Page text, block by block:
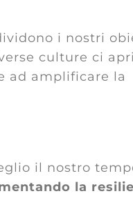
i nostri
culture ci
ad amplificare la
il nostro
la